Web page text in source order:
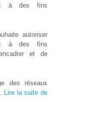
à des fins
autoriser
à des fins
et de
des réseaux
Lire la suite de